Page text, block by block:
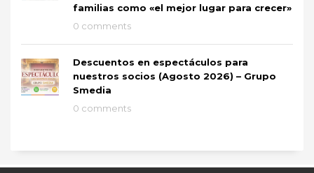
familias como «el mejor lugar para crecer»
0 comments
Descuentos en espectáculos para
nuestros socios (Agosto 2026) – Grupo
Smedia
0 comments